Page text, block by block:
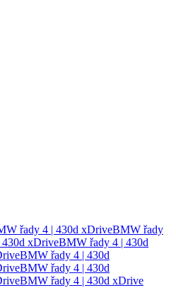
řady 4 | 430d xDriveBMW řady
xDriveBMW řady 4 | 430d
BMW řady 4 | 430d
BMW řady 4 | 430d
BMW řady 4 | 430d xDrive